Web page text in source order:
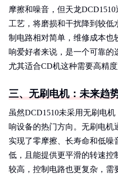
摩擦和噪音，但天龙
工艺，将磨损和干扰降到较低
制电路相对简单，维修成本也
响爱好者来说，是一个可靠的
尤其适合CD机这种需要高精度
三、无刷电机：未来趋
虽然DCD1510未采用无刷电
响设备的热门方向。无刷电机
实现了零摩擦、长寿命和低噪
低，且能提供更平滑的转速控
较高，控制电路也更复杂，需